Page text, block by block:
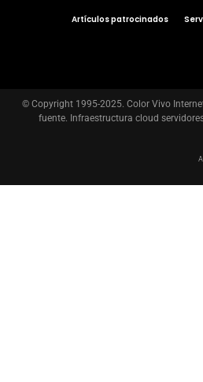
Artículos patrocinados
© Copyright 1995-2025. Color Vivo
fuente. Infraestructura cloud